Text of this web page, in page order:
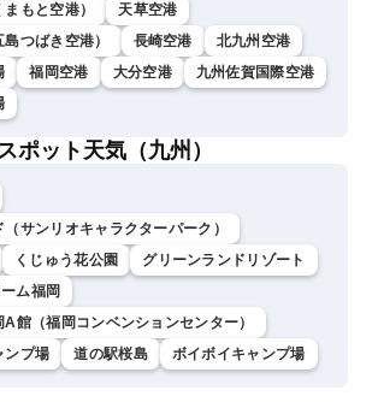
もと空港）
天草空港
つばき空港）
長崎空港
北九州空港
福岡空港 大分空港
九州佐賀国際空港
ポット天気（九州）
サンリオキャラクターパーク）
くじゅう花公園
グリーンランドリゾート
ム福岡
館（福岡コンベンションセンター）
ンプ場
道の駅桜島 ボイボイキャンプ場